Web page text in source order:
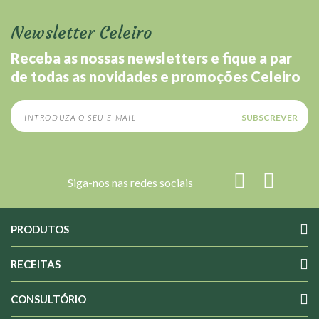
Newsletter Celeiro
Receba as nossas newsletters e fique a par
de todas as novidades e promoções Celeiro
SUBSCREVER
Siga-nos nas redes sociais
PRODUTOS
RECEITAS
CONSULTÓRIO